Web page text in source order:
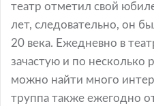
театр отметил свой
лет, следовательно, он
20 века. Ежедневно в
зачастую и по несколько
можно найти много
труппа также ежегодно